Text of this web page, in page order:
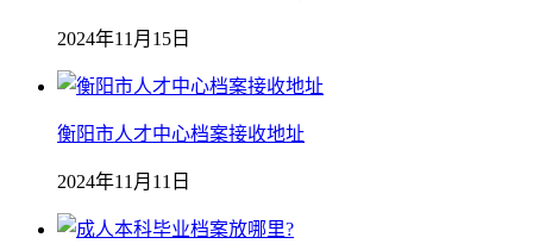
2024年11月15日
衡阳市人才中心档案接收地址
2024年11月11日